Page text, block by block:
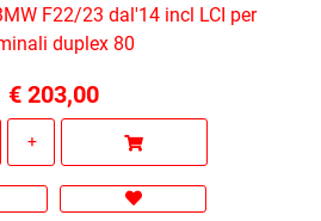
F22/23 dal'14 incl LCI per
duplex 80
€ 203,00